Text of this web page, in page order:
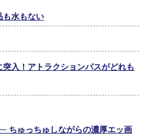
も水もない
入！アトラクションパスがどれも
ちゅっちゅしながらの濃厚エッ画